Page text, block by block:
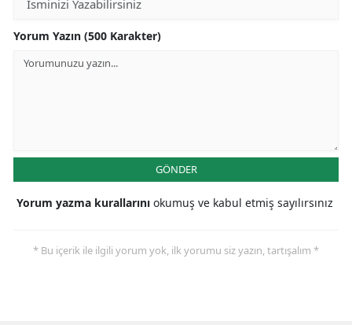
Yorum Yazın (500 Karakter)
GÖNDER
Yorum yazma kurallarını okumuş ve kabul etmiş sayılırsınız
* Bu içerik ile ilgili yorum yok, ilk yorumu siz yazın, tartışalım *